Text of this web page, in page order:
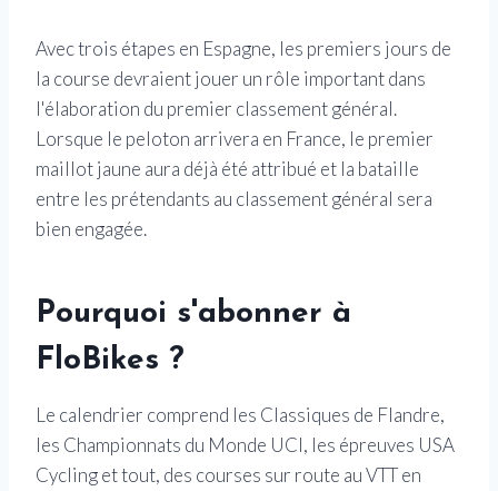
Avec trois étapes en Espagne, les premiers jours de
la course devraient jouer un rôle important dans
l'élaboration du premier classement général.
Lorsque le peloton arrivera en France, le premier
maillot jaune aura déjà été attribué et la bataille
entre les prétendants au classement général sera
bien engagée.
Pourquoi s'abonner à
FloBikes ?
Le calendrier comprend les Classiques de Flandre,
les Championnats du Monde UCI, les épreuves USA
Cycling et tout, des courses sur route au VTT en